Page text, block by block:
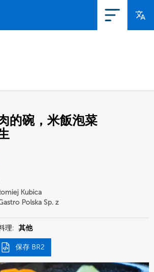
的碗，米飯泡菜
Kubica
Polska Sp. z
理: 其他
保存 BR2